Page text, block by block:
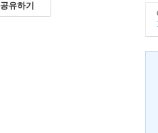
공유하기